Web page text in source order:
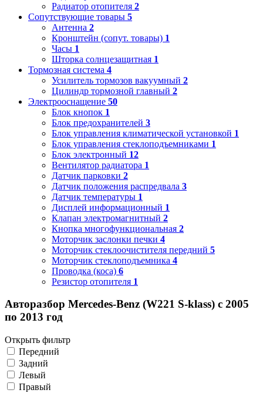
Радиатор отопителя 2
Сопутствующие товары 5
Антенна 2
Кронштейн (сопут. товары) 1
Часы 1
Шторка солнцезащитная 1
Тормозная система 4
Усилитель тормозов вакуумный 2
Цилиндр тормозной главный 2
Электрооснащение 50
Блок кнопок 1
Блок предохранителей 3
Блок управления климатической установкой 1
Блок управления стеклоподъемниками 1
Блок электронный 12
Вентилятор радиатора 1
Датчик парковки 2
Датчик положения распредвала 3
Датчик температуры 1
Дисплей информационный 1
Клапан электромагнитный 2
Кнопка многофункциональная 2
Моторчик заслонки печки 4
Моторчик стеклоочистителя передний 5
Моторчик стеклоподъемника 4
Проводка (коса) 6
Резистор отопителя 1
Авторазбор Mercedes-Benz (W221 S-klass) с 2005
по 2013 год
Открыть фильтр
Передний
Задний
Левый
Правый